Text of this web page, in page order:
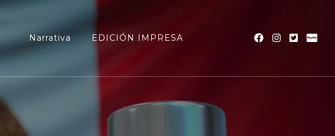
Narrativa EDICIÓN IMPRESA